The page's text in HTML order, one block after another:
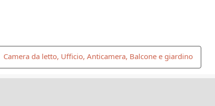
Camera da letto, Ufficio, Anticamera, Balcone e giardino